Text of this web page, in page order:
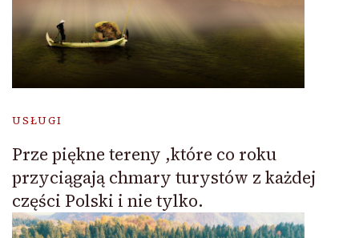
USŁUGI
Prze piękne tereny ,które co roku
przyciągają chmary turystów z każdej
części Polski i nie tylko.